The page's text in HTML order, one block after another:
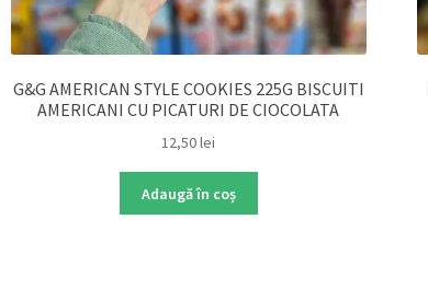
G&G AMERICAN STYLE COOKIES 225G BISCUITI
AMERICANI CU PICATURI DE CIOCOLATA
12,50lei
Adaugă în coș